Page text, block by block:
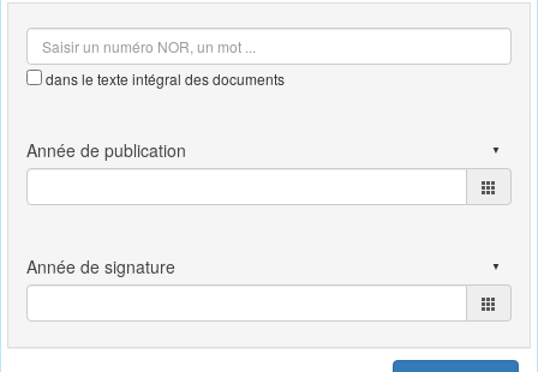
dans le texte intégral des documents